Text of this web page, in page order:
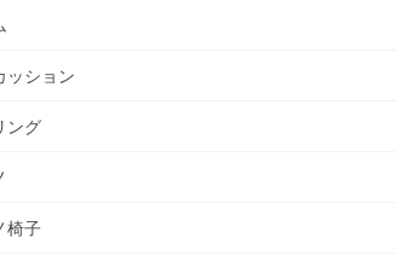
ッション
ング
椅子